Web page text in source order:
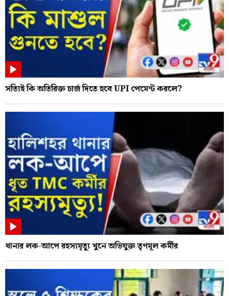
সত্যিই কি অতিরিক্ত চার্জ দিতে হবে UPI পেমেন্ট করলে?
থানার লক-আপে রহস্যমৃত্যু খুনে অভিযুক্ত তৃণমূল কর্মীর